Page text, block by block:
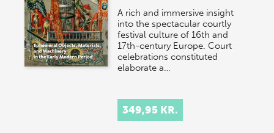
A rich and immersive insight
into the spectacular courtly
festival culture of 16th and
17th-century Europe. Court
celebrations constituted
elaborate a…
349,95 KR.